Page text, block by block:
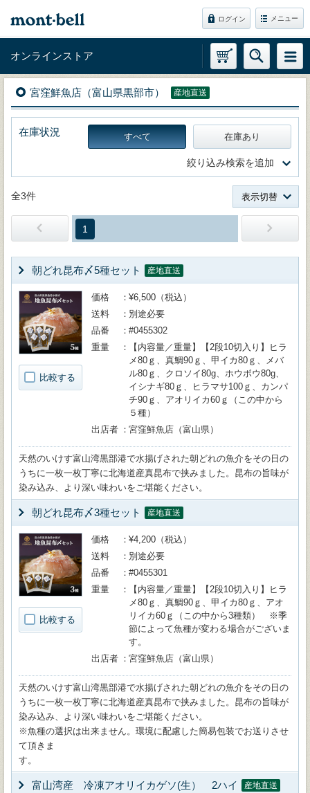
ログイン メニュー
オンラインストア
宮窪鮮魚店（富山県黒部市） 産地直送
在庫状況 すべて 在庫あり
絞り込み検索を追加
全3件 表示切替
1
朝どれ昆布〆5種セット 産地直送
比較する
価格
¥6,500（税込）
送料
別途必要
品番
#0455302
重量
【内容量／重量】【2段10切入り】ヒラ
メ80ｇ、真鯛90ｇ、甲イカ80ｇ、メバ
ル80ｇ、クロソイ80g、ホウボウ80g、
イシナギ80ｇ、ヒラマサ100ｇ、カンパ
チ90ｇ、アオリイカ60ｇ（この中から
５種）
出店者
宮窪鮮魚店（富山県）
天然のいけす富山湾黒部港で水揚げされた朝どれの魚介をその日の
うちに一枚一枚丁寧に北海道産真昆布で挟みました。昆布の旨味が
染み込み、より深い味わいをご堪能ください。
朝どれ昆布〆3種セット 産地直送
比較する
価格
¥4,200（税込）
送料
別途必要
品番
#0455301
重量
【内容量／重量】【2段10切入り】ヒラ
メ80ｇ、真鯛90ｇ、甲イカ80ｇ、アオ
リイカ60ｇ（この中から3種類） ※季
節によって魚種が変わる場合がございま
す。
出店者
宮窪鮮魚店（富山県）
天然のいけす富山湾黒部港で水揚げされた朝どれの魚介をその日の
うちに一枚一枚丁寧に北海道産真昆布で挟みました。昆布の旨味が
染み込み、より深い味わいをご堪能ください。
※魚種の選択は出来ません。環境に配慮した簡易包装でお送りさせ
て頂きま
す
富山湾産 冷凍アオリイカゲソ(生） 2ハイ 産地直送